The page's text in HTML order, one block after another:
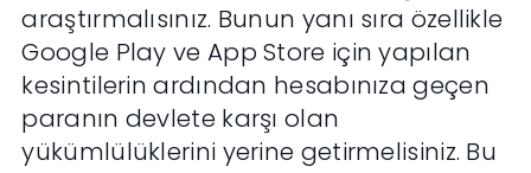
araştırmalısınız. Bunun yanı sıra özellikle
Google Play ve App Store için yapılan
kesintilerin ardından hesabınıza geçen
paranın devlete karşı olan
yükümlülüklerini yerine getirmelisiniz. Bu